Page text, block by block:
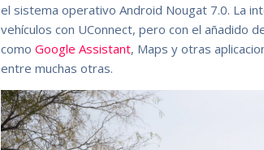
el sistema operativo Android Nougat 7.0. La
vehículos con UConnect, pero con el añadido
comoGoogle Assistant, Maps y otras
entre muchas otras.